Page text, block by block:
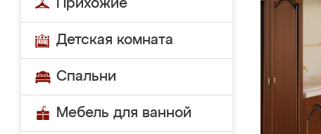
Прихожие
Детская комната
Спальни
Мебель для ванной